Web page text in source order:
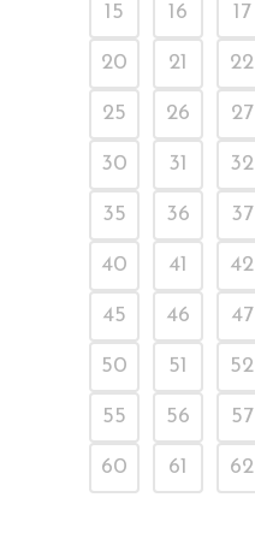
15 16 17
20 21 22
25 26 27
30 31 32
35 36 37
40 41 42
45 46 47
50 51 52
55 56 57
60 61 62